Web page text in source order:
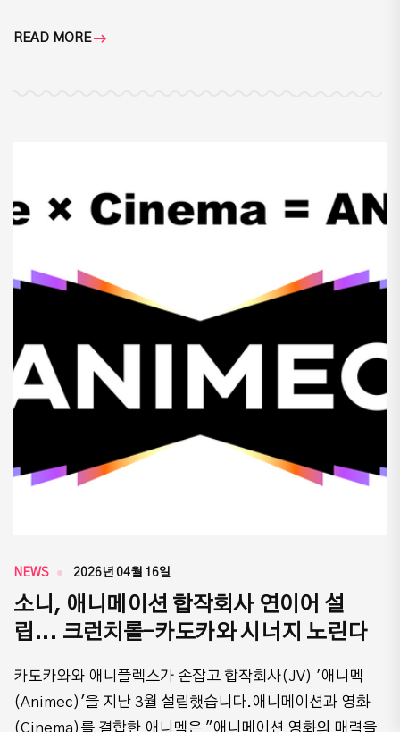
READ MORE
NEWS 2026년 04월 16일
소니, 애니메이션 합작회사 연이어 설
립... 크런치롤-카도카와 시너지 노린다
카도카와와 애니플렉스가 손잡고 합작회사(JV) '애니멕
(Animec)'을 지난 3월 설립했습니다.애니메이션과 영화
(Cinema)를 결합한 애니멕은 "애니메이션 영화의 매력을